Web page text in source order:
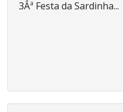
3Âª Festa da Sardinha...